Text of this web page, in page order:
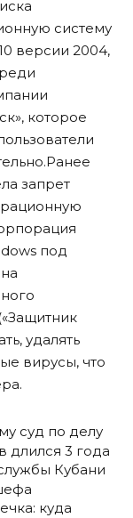
систему
версии 2004,
которое
запрет
под
удалять
вирусы, что
суд по делу
длился 3 года
Кубани
куда